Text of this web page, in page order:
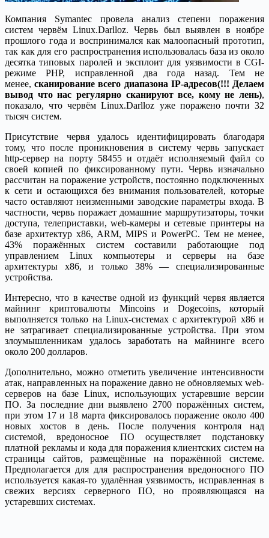
Компания Symantec провела анализ степени поражения
систем червём Linux.Darlloz. Червь был выявлен в ноябре
прошлого года и воспринимался как малоопасный прототип,
так как для его распространения использовалась база из около
десятка типовых паролей и эксплоит для уязвимости в CGI-
режиме PHP, исправленной два года назад. Тем не
менее,сканирование всего диапазона IP-адресов(!!! Делаем
вывод что нас регулярно сканируют все, кому не лень),
показало, что червём Linux.Darlloz уже поражено почти 32
тысяч систем.
Присутствие червя удалось идентифицировать благодаря
тому, что после проникновения в систему червь запускает
http-сервер на порту 58455 и отдаёт исполняемый файл со
своей копией по фиксированному пути. Червь изначально
рассчитан на поражение устройств, постоянно подключенных
к сети и остающихся без внимания пользователей, которые
часто оставляют неизменными заводские параметры входа. В
частности, червь поражает домашние маршрутизаторы, точки
доступа, телеприставки, web-камеры и сетевые принтеры на
базе архитектур x86, ARM, MIPS и PowerPC. Тем не менее,
43% поражённых систем составили работающие под
управлением Linux компьютеры и серверы на базе
архитектуры x86, и только 38% — специализированные
устройства.
Интересно, что в качестве одной из функций червя является
майнинг криптовалюты Mincoins и Dogecoins, который
выполняется только на Linux-системах с архитектурой x86 и
не затрагивает специализированные устройства. При этом
злоумышленникам удалось заработать на майнинге всего
около 200 долларов.
Дополнительно, можно отметить увеличение интенсивности
атак, направленных на поражение давно не обновляемых web-
серверов на базе Linux, использующих устаревшие версии
ПО. За последние дни выявлено 2700 поражённых систем,
при этом 17 и 18 марта фиксировалось поражение около 400
новых хостов в день. После получения контроля над
системой, вредоносное ПО осуществляет подстановку
платной рекламы и кода для поражения клиентских систем на
страницы сайтов, размещённые на поражённой системе.
Предполагается для для распространения вредоносного ПО
используется какая-то удалённая уязвимость, исправленная в
свежих версиях серверного ПО, но проявляющаяся на
устаревших системах.